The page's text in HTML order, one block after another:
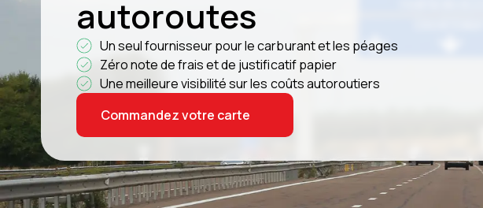
autoroutes
Un seul fournisseur pour le carburant et les péages
Zéro note de frais et de justificatif papier
Une meilleure visibilité sur les coûts autoroutiers
Commandez votre carte